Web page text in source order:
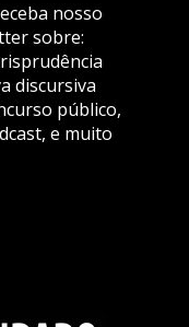
nosso
sobre:
discursiva
público,
e muito